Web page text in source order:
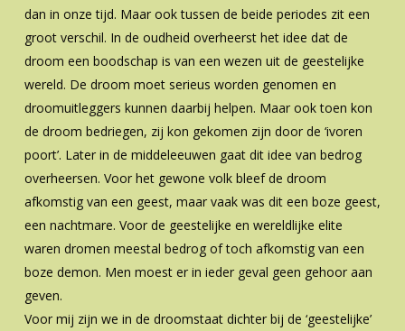
dan in onze tijd. Maar ook tussen de beide periodes zit een
groot verschil. In de oudheid overheerst het idee dat de
droom een boodschap is van een wezen uit de geestelijke
wereld. De droom moet serieus worden genomen en
droomuitleggers kunnen daarbij helpen. Maar ook toen kon
de droom bedriegen, zij kon gekomen zijn door de ‘ivoren
poort’. Later in de middeleeuwen gaat dit idee van bedrog
overheersen. Voor het gewone volk bleef de droom
afkomstig van een geest, maar vaak was dit een boze geest,
een nachtmare. Voor de geestelijke en wereldlijke elite
waren dromen meestal bedrog of toch afkomstig van een
boze demon. Men moest er in ieder geval geen gehoor aan
geven.
Voor mij zijn we in de droomstaat dichter bij de ‘geestelijke’